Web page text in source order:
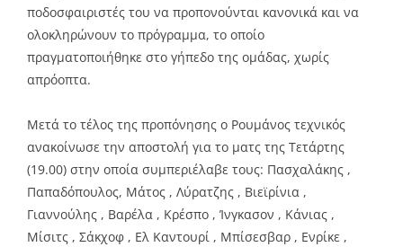
ποδοσφαιριστές του να προπονούνται κανονικά και να
ολοκληρώνουν το πρόγραμμα, το οποίο
πραγματοποιήθηκε στο γήπεδο της ομάδας, χωρίς
απρόοπτα.
Μετά το τέλος της προπόνησης ο Ρουμάνος τεχνικός
ανακοίνωσε την αποστολή για το ματς της Τετάρτης
(19.00) στην οποία συμπεριέλαβε τους: Πασχαλάκης ,
Παπαδόπουλος, Μάτος , Λύρατζης , Βιεϊρίνια ,
Γιαννούλης , Βαρέλα , Κρέσπο , Ίνγκασον , Κάνιας ,
Μίσιτς , Σάκχοφ , Ελ Καντουρί , Μπίσεσβαρ , Ενρίκε ,